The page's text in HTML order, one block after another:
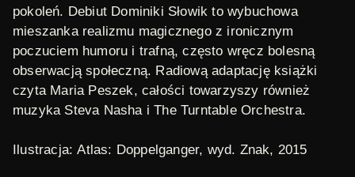
pokoleń. Debiut Dominiki Słowik to wybuchowa
mieszanka realizmu magicznego z ironicznym
poczuciem humoru i trafną, często wręcz bolesną
obserwacją społeczną. Radiową adaptację książki
czyta Maria Peszek, całości towarzyszy również
muzyka Steva Nasha i The Turntable Orchestra.
Ilustracja:Atlas: Doppelganger, wyd. Znak, 2015